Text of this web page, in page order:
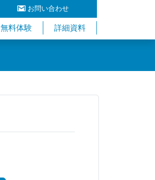
お問い合わせ
無料体験 詳細資料